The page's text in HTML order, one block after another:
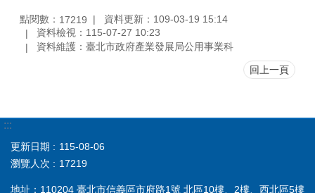
點閱數： 17219
資料更新：109-03-19 15:14
資料檢視：115-07-27 10:23
資料維護：臺北市政府產業發展局公用事業科
回上一頁
:::
更新日期
115-08-06
瀏覽人次
17219
地址：110204 臺北市信義區市府路1號 北區10樓、2樓、西北區5樓